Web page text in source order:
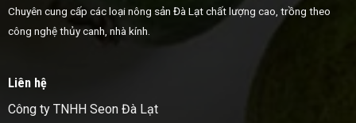
Chuyên cung cấp các loại nông sản Đà Lạt chất lượng cao, trồng theo
công nghệ thủy canh, nhà kính.
Liên hệ
Công ty TNHH Seon Đà Lạt